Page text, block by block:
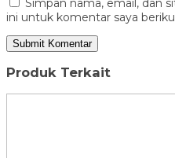
Simpan nama, email, dan
ini untuk komentar saya
Produk Terkait